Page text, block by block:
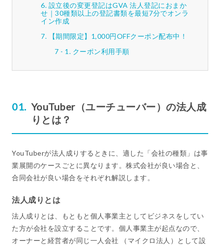
設立後の変更登記はGVA 法人登記におまか
せ｜30種類以上の登記書類を最短7分でオンラ
イン作成
【期間限定】1,000円OFFクーポン配布中！
クーポン利用手順
YouTuber（ユーチューバー）の法人成
りとは？
YouTuberが法人成りするときに、適した「会社の種類」は事
業展開のケースごとに異なります。株式会社が良い場合と、
合同会社が良い場合をそれぞれ解説します。
法人成りとは
法人成りとは、もともと個人事業主としてビジネスをしてい
た方が会社を設立することです。個人事業主が起点なので、
オーナーと経営者が同じ一人会社 （マイクロ法人）として設